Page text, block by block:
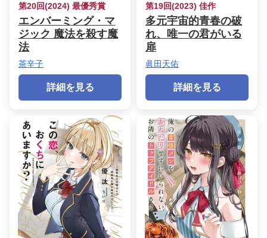
第20回(2024) 最優秀賞
エンバーミング・マ
ジック 魔法を殺す魔
法
茶辛子
詳細を見る
第19回(2023) 佳作
多元宇宙的青春の破
れ、唯一の君がいる
扉
眞田天佑
詳細を見る